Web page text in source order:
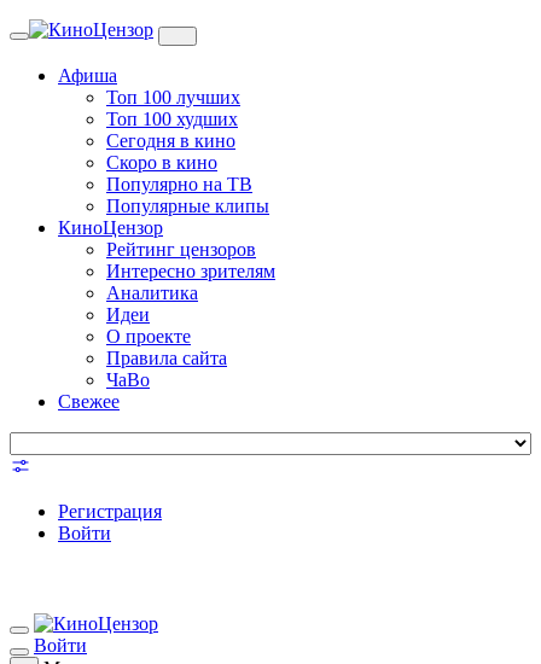
Toggle
Афиша
Топ 100 лучших
Топ 100 худших
Сегодня в кино
Скоро в кино
Популярно на ТВ
Популярные клипы
КиноЦензор
Рейтинг цензоров
Интересно зрителям
Аналитика
Идеи
О проекте
Правила сайта
ЧаВо
Свежее
Регистрация
Войти
Войти